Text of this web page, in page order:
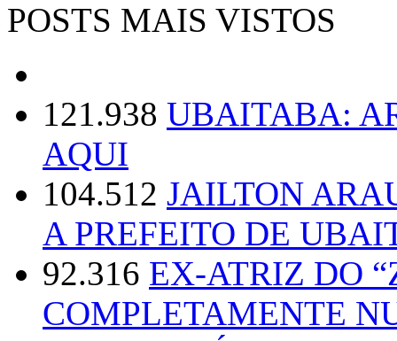
POSTS MAIS VISTOS
121.938 UBAITABA:
AQUI
104.512 JAILTON
A PREFEITO DE
92.316 EX-ATRIZ DO
COMPLETAMENTE